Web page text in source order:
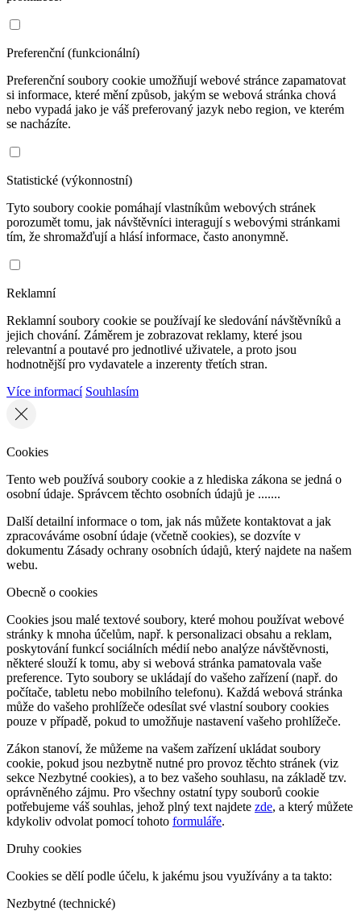
Preferenční (funkcionální)
Preferenční soubory cookie umožňují webové stránce zapamatovat
si informace, které mění způsob, jakým se webová stránka chová
nebo vypadá jako je váš preferovaný jazyk nebo region, ve kterém
se nacházíte.
Statistické (výkonnostní)
Tyto soubory cookie pomáhají vlastníkům webových stránek
porozumět tomu, jak návštěvníci interagují s webovými stránkami
tím, že shromažďují a hlásí informace, často anonymně.
Reklamní
Reklamní soubory cookie se používají ke sledování návštěvníků a
jejich chování. Záměrem je zobrazovat reklamy, které jsou
relevantní a poutavé pro jednotlivé uživatele, a proto jsou
hodnotnější pro vydavatele a inzerenty třetích stran.
Více informací Souhlasím
Cookies
Tento web používá soubory cookie a z hlediska zákona se jedná o
osobní údaje. Správcem těchto osobních údajů je .......
Další detailní informace o tom, jak nás můžete kontaktovat a jak
zpracováváme osobní údaje (včetně cookies), se dozvíte v
dokumentu Zásady ochrany osobních údajů, který najdete na našem
webu.
Obecně o cookies
Cookies jsou malé textové soubory, které mohou používat webové
stránky k mnoha účelům, např. k personalizaci obsahu a reklam,
poskytování funkcí sociálních médií nebo analýze návštěvnosti,
některé slouží k tomu, aby si webová stránka pamatovala vaše
preference. Tyto soubory se ukládají do vašeho zařízení (např. do
počítače, tabletu nebo mobilního telefonu). Každá webová stránka
může do vašeho prohlížeče odesílat své vlastní soubory cookies
pouze v případě, pokud to umožňuje nastavení vašeho prohlížeče.
Zákon stanoví, že můžeme na vašem zařízení ukládat soubory
cookie, pokud jsou nezbytně nutné pro provoz těchto stránek (viz
sekce Nezbytné cookies), a to bez vašeho souhlasu, na základě tzv.
oprávněného zájmu. Pro všechny ostatní typy souborů cookie
potřebujeme váš souhlas, jehož plný text najdete zde, a který můžete
kdykoliv odvolat pomocí tohoto formuláře.
Druhy cookies
Cookies se dělí podle účelu, k jakému jsou využívány a ta takto:
Nezbytné (technické)